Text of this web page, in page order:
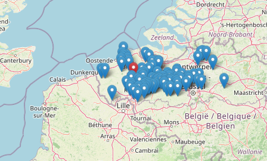
Het lossen van de kunst
Kerkstraten
7 rollen van Steven Seagal
Dodentocht
Redelijk slecht weer
In vogelvlucht